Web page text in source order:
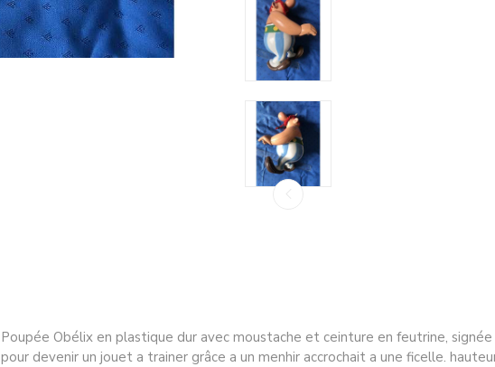
Poupée Obélix en plastique dur avec moustache et ceinture en feutrine,
pour devenir un jouet a trainer grâce a un menhir accrochait a une ficelle.